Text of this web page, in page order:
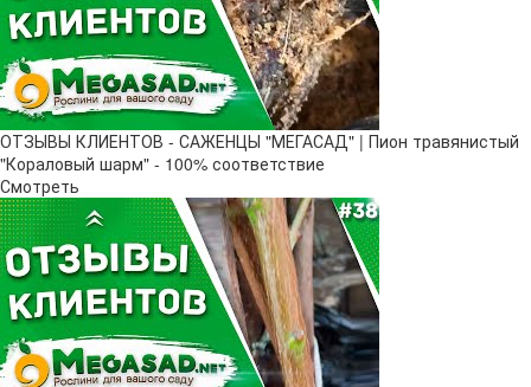
ОТЗЫВЫ КЛИЕНТОВ - САЖЕНЦЫ "МЕГАСАД" | Пион травянистый
"Кораловый шарм" - 100% соответствие
Смотреть